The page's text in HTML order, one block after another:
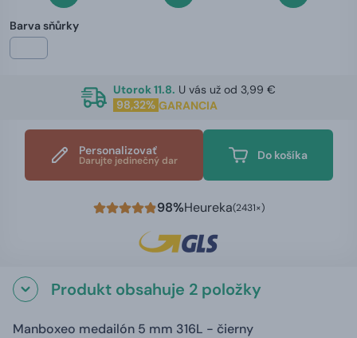
Barva sňůrky
Utorok 11.8. U vás už od 3,99 €
98,32% GARANCIA
Personalizovať
Darujte jedinečný dar Do košíka
98%Heureka(2431×)
Produkt obsahuje 2 položky
Manboxeo medailón 5 mm 316L - čierny